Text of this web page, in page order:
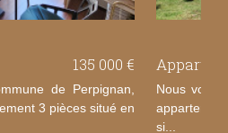
1 250 €
la commune de Saleilles, un
135 m² de surface habitable